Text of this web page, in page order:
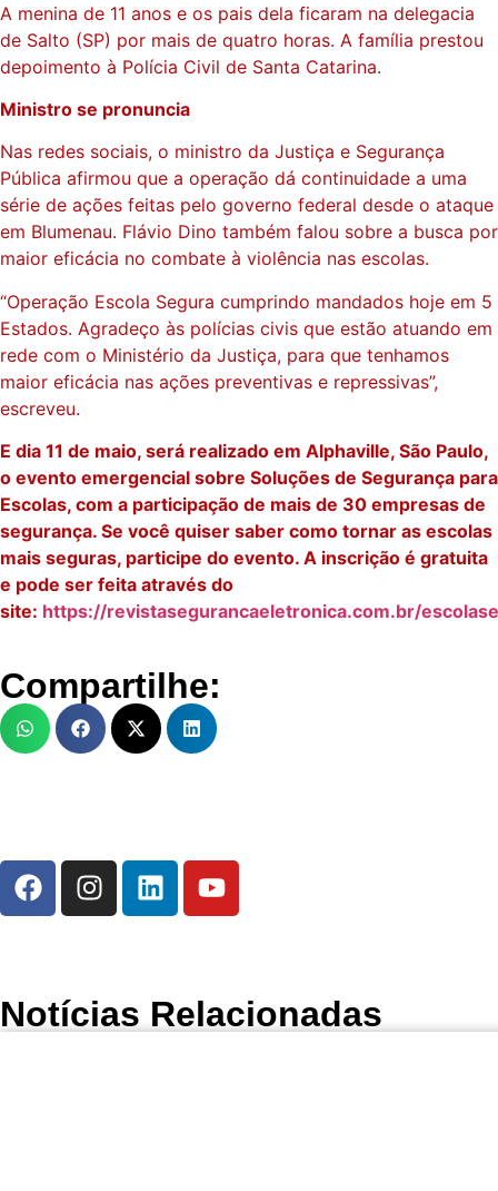
A menina de 11 anos e os pais dela ficaram na delegacia
de Salto (SP) por mais de quatro horas. A família prestou
depoimento à Polícia Civil de Santa Catarina.
Ministro se pronuncia
Nas redes sociais, o ministro da Justiça e Segurança
Pública afirmou que a operação dá continuidade a uma
série de ações feitas pelo governo federal desde o ataque
em Blumenau. Flávio Dino também falou sobre a busca por
maior eficácia no combate à violência nas escolas.
“Operação Escola Segura cumprindo mandados hoje em 5
Estados. Agradeço às polícias civis que estão atuando em
rede com o Ministério da Justiça, para que tenhamos
maior eficácia nas ações preventivas e repressivas”,
escreveu.
E dia 11 de maio, será realizado em Alphaville, São Paulo,
o evento emergencial sobre Soluções de Segurança para
Escolas, com a participação de mais de 30 empresas de
segurança. Se você quiser saber como tornar as escolas
mais seguras, participe do evento. A inscrição é gratuita
e pode ser feita através do
site: https://revistasegurancaeletronica.com.br/
Compartilhe:
Notícias Relacionadas